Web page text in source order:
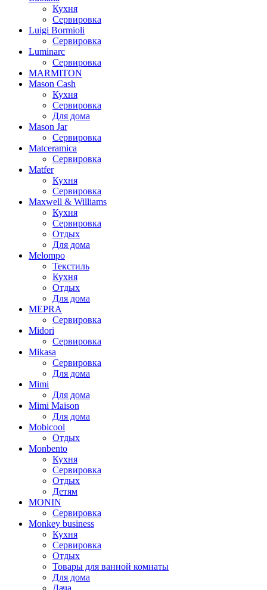
Кухня
Сервировка
Luigi Bormioli
Сервировка
Luminarc
Сервировка
MARMITON
Mason Cash
Кухня
Сервировка
Для дома
Mason Jar
Сервировка
Matceramica
Сервировка
Matfer
Кухня
Сервировка
Maxwell & Williams
Кухня
Сервировка
Отдых
Для дома
Melompo
Текстиль
Кухня
Отдых
Для дома
MEPRA
Сервировка
Midori
Сервировка
Mikasa
Сервировка
Для дома
Mimi
Для дома
Mimi Maison
Для дома
Mobicool
Отдых
Monbento
Кухня
Сервировка
Отдых
Детям
MONIN
Сервировка
Monkey business
Кухня
Сервировка
Отдых
Товары для ванной комнаты
Для дома